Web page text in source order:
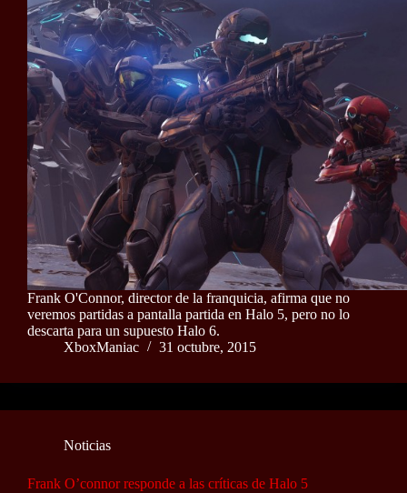
Frank O'Connor, director de la franquicia, afirma que no
veremos partidas a pantalla partida en Halo 5, pero no lo
descarta para un supuesto Halo 6.
XboxManiac
31 octubre, 2015
Noticias
Frank O’connor responde a las críticas de Halo 5